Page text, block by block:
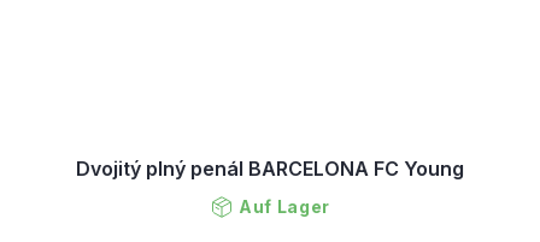
Dvojitý plný penál BARCELONA FC Young
Auf Lager